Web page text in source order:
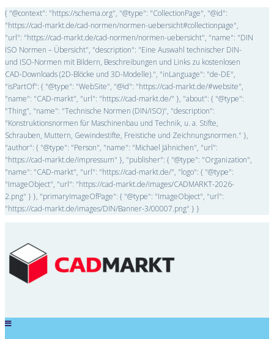
{ "@context": "https://schema.org", "@type": "CollectionPage", "@id":
"https://cad-markt.de/cad-normen/normen-uebersicht#collectionpage",
"url": "https://cad-markt.de/cad-normen/normen-uebersicht", "name": "DIN
ISO Normen – Übersicht", "description": "Eine Auswahl technischer DIN-
und ISO-Normen mit Bildern, Beschreibungen und Links zu kostenlosen
CAD-Downloads (2D-Blöcke und 3D-Modelle).", "inLanguage": "de-DE",
"isPartOf": { "@type": "WebSite", "@id": "https://cad-markt.de/#website",
"name": "CAD-markt", "url": "https://cad-markt.de/" }, "about": { "@type":
"Thing", "name": "Technische Normen (DIN/ISO)", "description":
"Konstruktionsnormen für Maschinenbau und Technik, u. a. Stifte,
Schrauben, Muttern, Gewindestifte, Freistiche und Zeichnungsnormen." },
"author": { "@type": "Person", "name": "Michael Jähnichen", "url":
"https://cad-markt.de/impressum" }, "publisher": { "@type": "Organization",
"name": "CAD-markt", "url": "https://cad-markt.de/", "logo": { "@type":
"ImageObject", "url": "https://cad-markt.de/images/CADMARKT-2026-
2.png" } }, "primaryImageOfPage": { "@type": "ImageObject", "url":
"https://cad-markt.de/images/DIN/Banner-3/00007.png" } }